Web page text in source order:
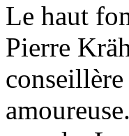
Le haut
Pierre